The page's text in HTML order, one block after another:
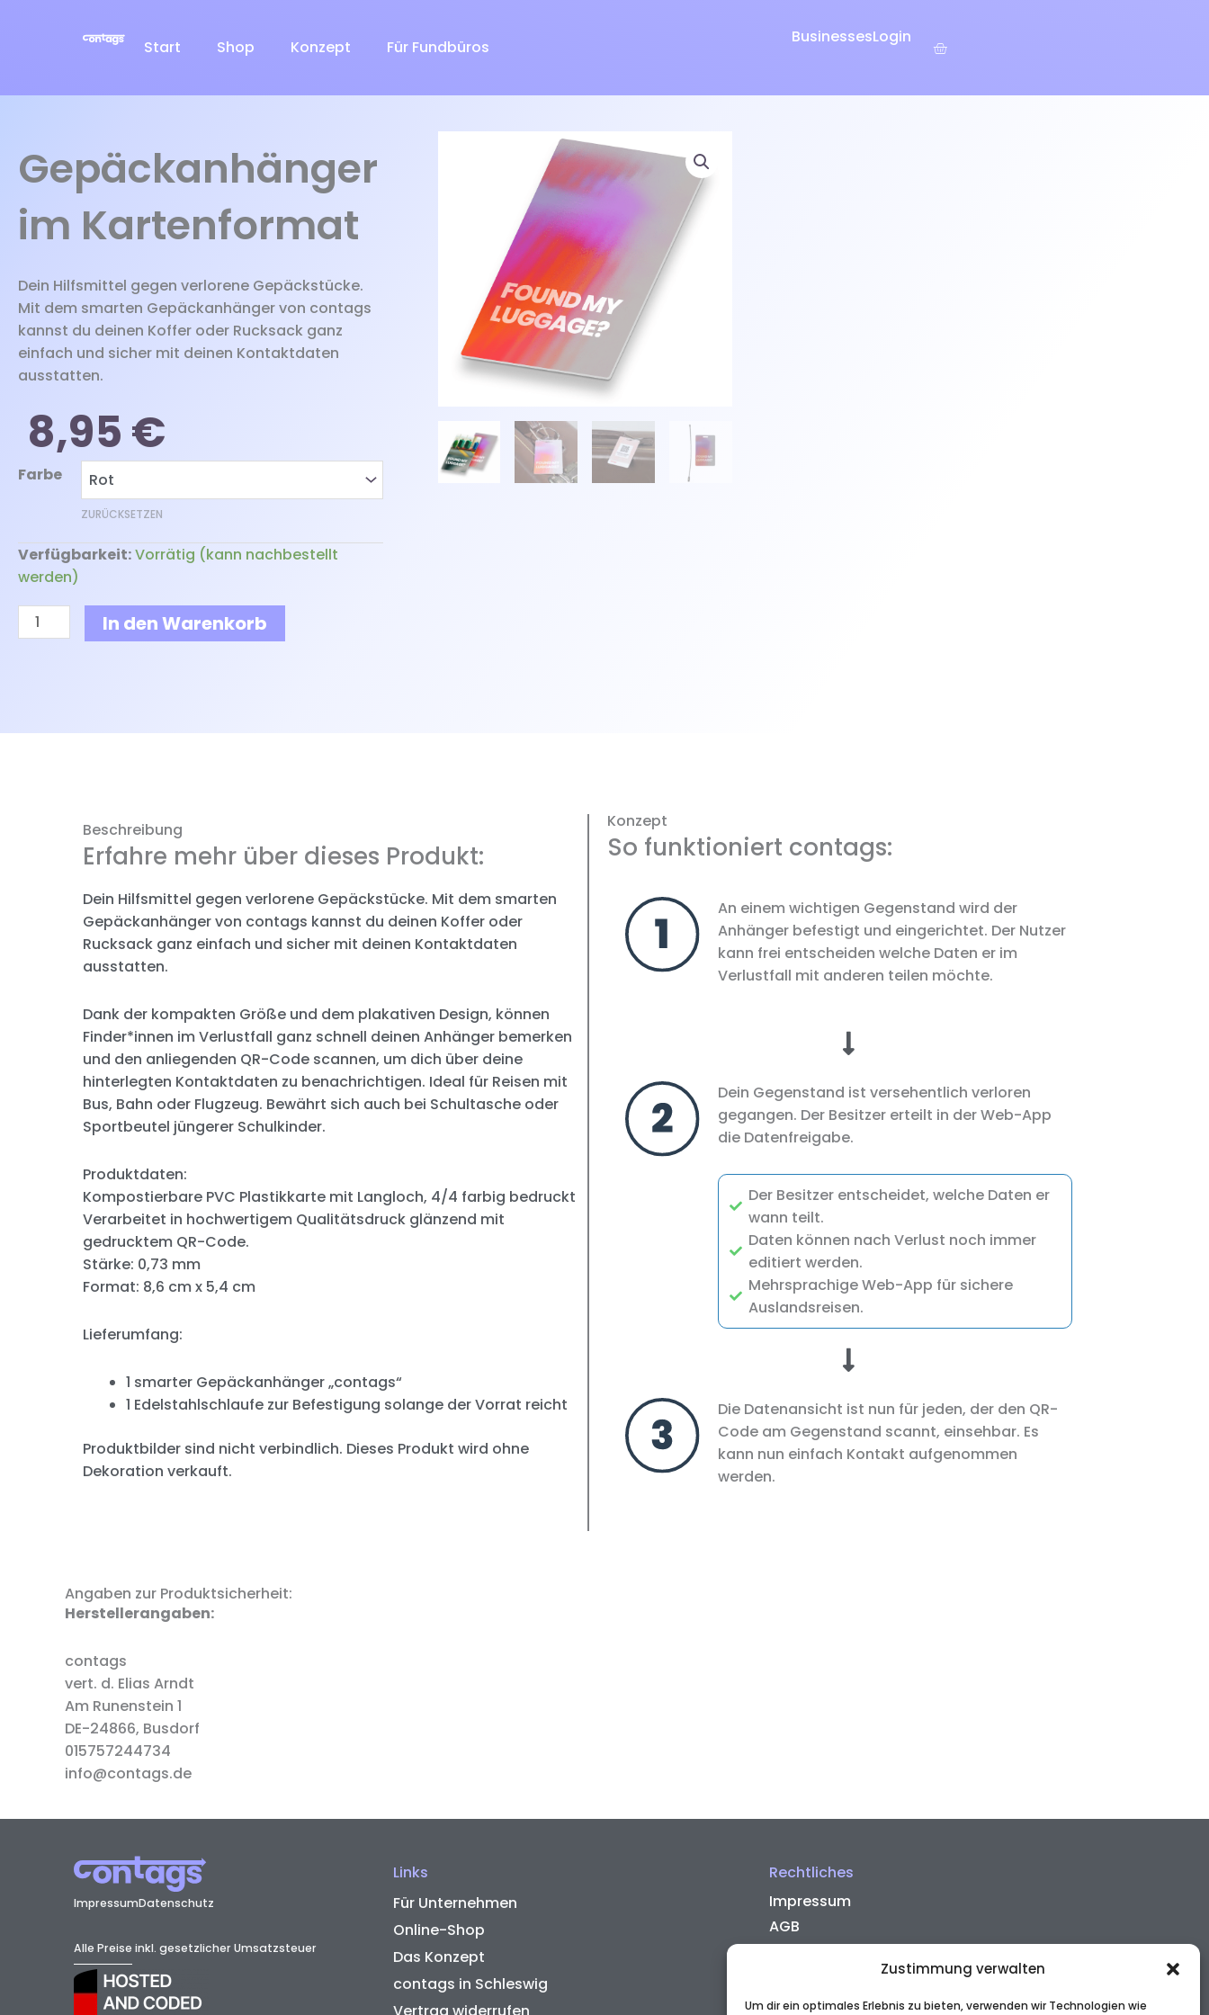
Zustimmung verwalten
Um dir ein optimales Erlebnis zu bieten, verwenden wir Technologien wie
Start Shop Konzept Für Fundbüros
BusinessesLogin Warenkorb
Gepäckanhänger
im Kartenformat
Dein Hilfsmittel gegen verlorene Gepäckstücke.
Mit dem smarten Gepäckanhänger von contags
kannst du deinen Koffer oder Rucksack ganz
einfach und sicher mit deinen Kontaktdaten
ausstatten.
8,95€
Farbe
ZURÜCKSETZEN
Verfügbarkeit:Vorrätig (kann nachbestellt
werden)
Gepäckanhänger
Kartenformat
Menge
In den Warenkorb
Beschreibung
Erfahre mehr über dieses Produkt:
Dein Hilfsmittel gegen verlorene Gepäckstücke. Mit dem smarten
Gepäckanhänger von contags kannst du deinen Koffer oder
Rucksack ganz einfach und sicher mit deinen Kontaktdaten
ausstatten.
Dank der kompakten Größe und dem plakativen Design, können
Finder*innen im Verlustfall ganz schnell deinen Anhänger bemerken
und den anliegenden QR-Code scannen, um dich über deine
hinterlegten Kontaktdaten zu benachrichtigen. Ideal für Reisen mit
Bus, Bahn oder Flugzeug. Bewährt sich auch bei Schultasche oder
Sportbeutel jüngerer Schulkinder.
Produktdaten:
Kompostierbare PVC Plastikkarte mit Langloch, 4/4 farbig bedruckt
Verarbeitet in hochwertigem Qualitätsdruck glänzend mit
gedrucktem QR-Code.
Stärke: 0,73 mm
Format: 8,6 cm x 5,4 cm
Lieferumfang:
1 smarter Gepäckanhänger „contags“
1 Edelstahlschlaufe zur Befestigung solange der Vorrat reicht
Produktbilder sind nicht verbindlich. Dieses Produkt wird ohne
Dekoration verkauft.
Konzept
So funktioniert contags:
An einem wichtigen Gegenstand wird der
Anhänger befestigt und eingerichtet. Der Nutzer
kann frei entscheiden welche Daten er im
Verlustfall mit anderen teilen möchte.
Dein Gegenstand ist versehentlich verloren
gegangen. Der Besitzer erteilt in der Web-App
die Datenfreigabe.
Der Besitzer entscheidet, welche Daten er
wann teilt.
Daten können nach Verlust noch immer
editiert werden.
Mehrsprachige Web-App für sichere
Auslandsreisen.
Die Datenansicht ist nun für jeden, der den QR-
Code am Gegenstand scannt, einsehbar. Es
kann nun einfach Kontakt aufgenommen
werden.
Angaben zur Produktsicherheit:
Herstellerangaben:
contags
vert. d. Elias Arndt
Am Runenstein 1
DE-24866, Busdorf
015757244734
info@contags.de
ImpressumDatenschutz
Alle Preise inkl. gesetzlicher Umsatzsteuer
Links
Für Unternehmen
Online-Shop
Das Konzept
contags in Schleswig
Rechtliches
Impressum
AGB
Widerrufsbelehrung
Rücksendungen